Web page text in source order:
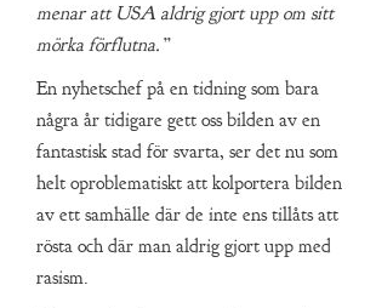
menar att USA aldrig gjort upp om sitt
mörka förflutna.”
En nyhetschef på en tidning som bara
några år tidigare gett oss bilden av en
fantastisk stad för svarta, ser det nu som
helt oproblematiskt att kolportera bilden
av ett samhälle där de inte ens tillåts att
rösta och där man aldrig gjort upp med
rasism.